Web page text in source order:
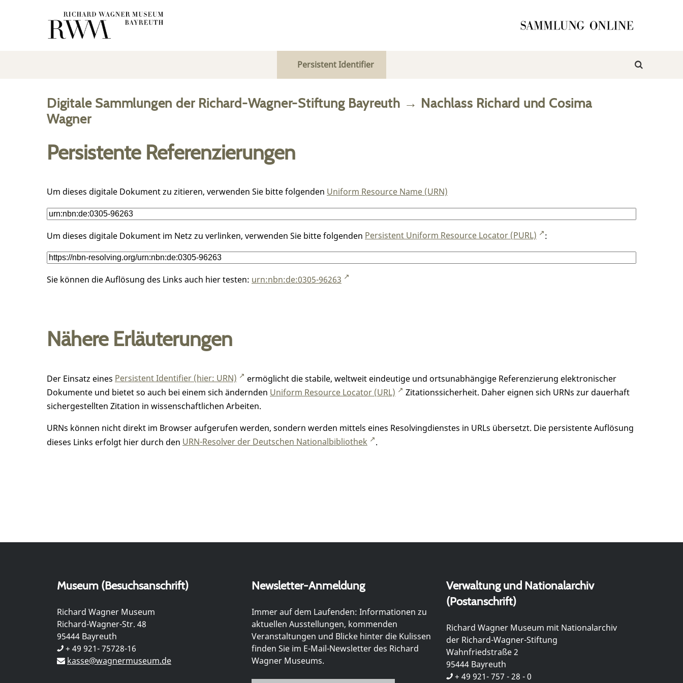
Persistent Identifier
Digitale Sammlungen der Richard-Wagner-Stiftung Bayreuth → Nachlass Richard und Cosima
Wagner
Persistente Referenzierungen
Um dieses digitale Dokument zu zitieren, verwenden Sie bitte folgenden Uniform Resource Name (URN)
Um dieses digitale Dokument im Netz zu verlinken, verwenden Sie bitte folgenden Persistent Uniform Resource Locator (PURL) :
Sie können die Auflösung des Links auch hier testen: urn:nbn:de:0305-96263
Nähere Erläuterungen
Der Einsatz eines Persistent Identifier (hier: URN)
ermöglicht die stabile, weltweit eindeutige und ortsunabhängige Referenzierung elektronischer
Dokumente und bietet so auch bei einem sich ändernden Uniform Resource Locator (URL)
Zitationssicherheit. Daher eignen sich URNs zur dauerhaft
sichergestellten Zitation in wissenschaftlichen Arbeiten.
URNs können nicht direkt im Browser aufgerufen werden, sondern werden mittels eines Resolvingdienstes in URLs übersetzt. Die persistente Auflösung
dieses Links erfolgt hier durch den URN-Resolver der Deutschen Nationalbibliothek .
Museum (Besuchsanschrift)
Richard Wagner Museum
Richard-Wagner-Str. 48
95444 Bayreuth
+ 49 921- 75728-16
kasse@wagnermuseum.de
Newsletter-Anmeldung
Immer auf dem Laufenden: Informationen zu
aktuellen Ausstellungen, kommenden
Veranstaltungen und Blicke hinter die Kulissen
finden Sie im E-Mail-Newsletter des Richard
Wagner Museums.
Verwaltung und Nationalarchiv
(Postanschrift)
Richard Wagner Museum mit Nationalarchiv
der Richard-Wagner-Stiftung
Wahnfriedstraße 2
95444 Bayreuth
+ 49 921- 757 - 28 - 0